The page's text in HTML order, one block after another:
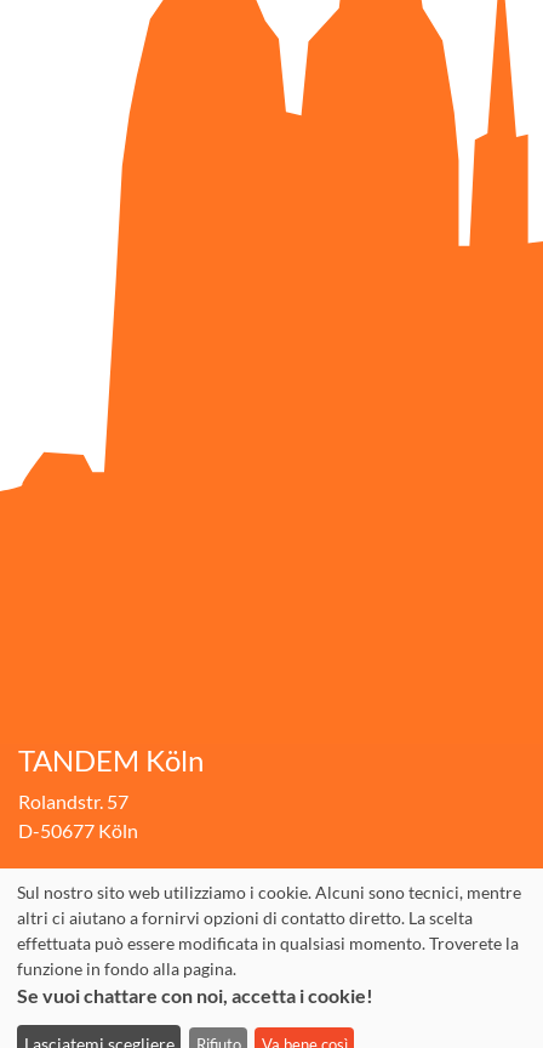
TANDEM Köln
Rolandstr. 57
D-50677 Köln
Fax: +49.(0)221.310 10 74
info@tandem-koeln.de
WhatsApp: +49 177 3555642
Sul nostro sito web utilizziamo i cookie. Alcuni sono tecnici, mentre
altri ci aiutano a fornirvi opzioni di contatto diretto. La scelta
effettuata può essere modificata in qualsiasi momento. Troverete la
funzione in fondo alla pagina.
Se vuoi chattare con noi, accetta i cookie!